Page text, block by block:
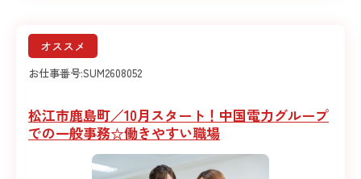
オススメ
お仕事番号:SUM2608052
松江市鹿島町／10月スタート！中国電力グループ
での一般事務☆働きやすい職場